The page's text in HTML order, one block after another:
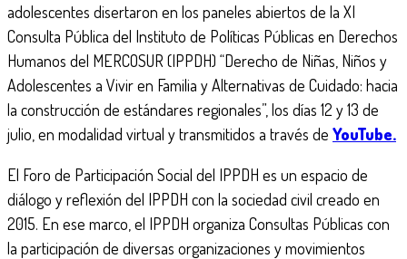
adolescentes disertaron en los paneles abiertos de la XI
Consulta Pública del Instituto de Políticas Públicas en Derechos
Humanos del MERCOSUR (IPPDH) “Derecho de Niñas, Niños y
Adolescentes a Vivir en Familia y Alternativas de Cuidado: hacia
la construcción de estándares regionales”, los días 12 y 13 de
julio, en modalidad virtual y transmitidos a través de YouTube.
El Foro de Participación Social del IPPDH es un espacio de
diálogo y reflexión del IPPDH con la sociedad civil creado en
2015. En ese marco, el IPPDH organiza Consultas Públicas con
la participación de diversas organizaciones y movimientos